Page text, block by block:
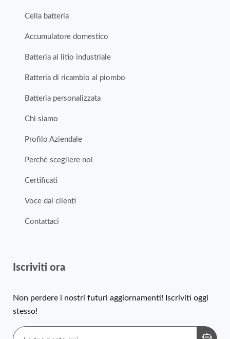
Cella batteria
Accumulatore domestico
Batteria al litio industriale
Batteria di ricambio al piombo
Batteria personalizzata
Chi siamo
Profilo Aziendale
Perché scegliere noi
Certificati
Voce dai clienti
Contattaci
Iscriviti ora
Non perdere i nostri futuri aggiornamenti! Iscriviti oggi
stesso!